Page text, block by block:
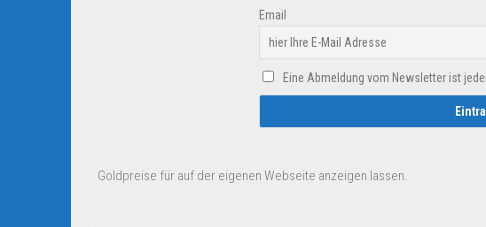
Email
Eine Abmeldung vom Newsletter ist
Goldpreise für auf der eigenen Webseite anzeigen lassen.